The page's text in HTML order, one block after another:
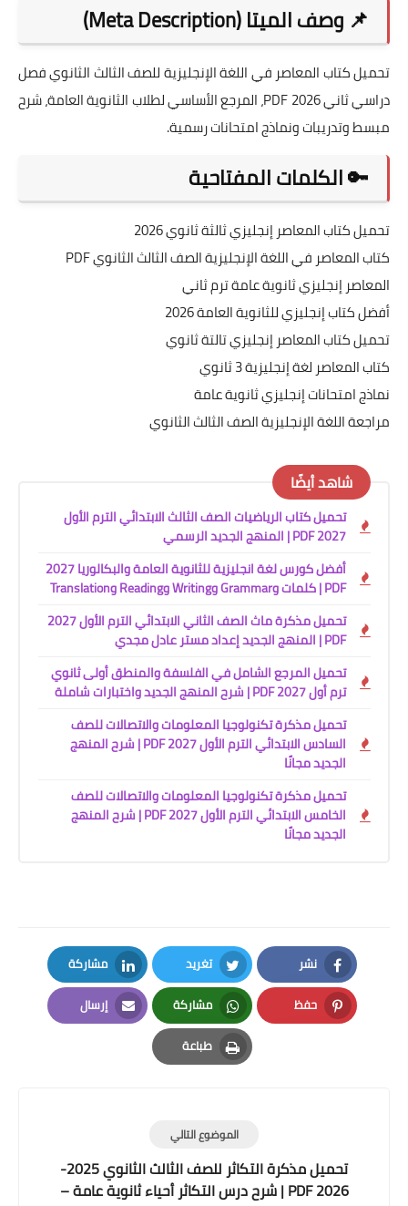
📌 وصف الميتا (Meta Description)
تحميل كتاب المعاصر في اللغة الإنجليزية للصف الثالث الثانوي فصل
دراسي ثاني 2026 PDF، المرجع الأساسي لطلاب الثانوية العامة، شرح
مبسط وتدريبات ونماذج امتحانات رسمية.
🔑 الكلمات المفتاحية
تحميل كتاب المعاصر إنجليزي ثالثة ثانوي 2026
كتاب المعاصر في اللغة الإنجليزية الصف الثالث الثانوي PDF
المعاصر إنجليزي ثانوية عامة ترم ثاني
أفضل كتاب إنجليزي للثانوية العامة 2026
تحميل كتاب المعاصر إنجليزي تالتة ثانوي
كتاب المعاصر لغة إنجليزية 3 ثانوي
نماذج امتحانات إنجليزي ثانوية عامة
مراجعة اللغة الإنجليزية الصف الثالث الثانوي
شاهد أيضًا
تحميل كتاب الرياضيات الصف الثالث الابتدائي الترم الأول
2027 PDF | المنهج الجديد الرسمي
أفضل كورس لغة انجليزية للثانوية العامة والبكالوريا 2027
PDF | كلمات وGrammar وWriting وReading وTranslation
تحميل مذكرة ماث الصف الثاني الابتدائي الترم الأول 2027
PDF | المنهج الجديد إعداد مستر عادل مجدي
تحميل المرجع الشامل في الفلسفة والمنطق أولى ثانوي
ترم أول 2027 PDF | شرح المنهج الجديد واختبارات شاملة
تحميل مذكرة تكنولوجيا المعلومات والاتصالات للصف
السادس الابتدائي الترم الأول 2027 PDF | شرح المنهج
الجديد مجانًا
تحميل مذكرة تكنولوجيا المعلومات والاتصالات للصف
الخامس الابتدائي الترم الأول 2027 PDF | شرح المنهج
الجديد مجانًا
نشر
Facebook
تغريد
Twitter
مشاركة
LinkedIn
حفظ
Pinterest
مشاركة
Whatsapp
إرسال
Email
طباعة
Print
الموضوع التالي
تحميل مذكرة التكاثر للصف الثالث الثانوي 2025-
2026 PDF | شرح درس التكاثر أحياء ثانوية عامة –